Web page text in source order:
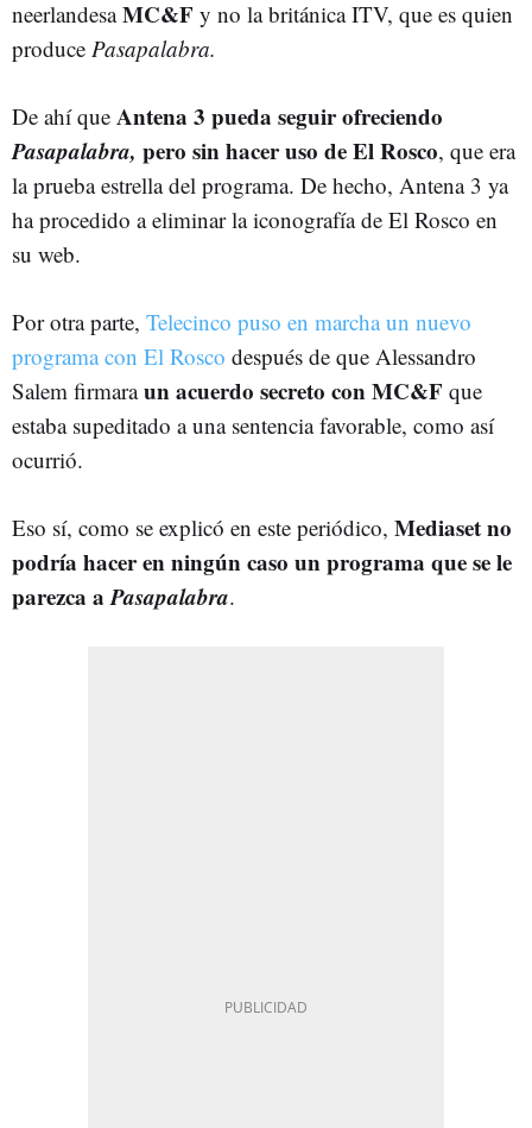
neerlandesaMC&F y no la británica ITV, que es quien
produce Pasapalabra.
De ahí que Antena 3 pueda seguir ofreciendo
Pasapalabra, pero sin hacer uso de El Rosco, que era
la prueba estrella del programa. De hecho, Antena 3 ya
ha procedido a eliminar la iconografía de El Rosco en
su web.
Por otra parte, Telecinco puso en marcha un nuevo
programa con El Rosco después de que Alessandro
Salem firmaraun acuerdo secreto con MC&F que
estaba supeditado a una sentencia favorable, como así
ocurrió.
Eso sí, como se explicó en este periódico, Mediaset no
podría hacer en ningún caso un programa que se le
parezca aPasapalabra.